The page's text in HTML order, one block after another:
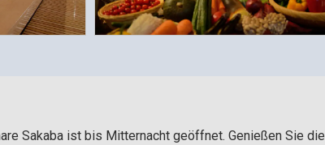
Sakaba ist bis Mitternacht geöffnet. Genießen Sie die